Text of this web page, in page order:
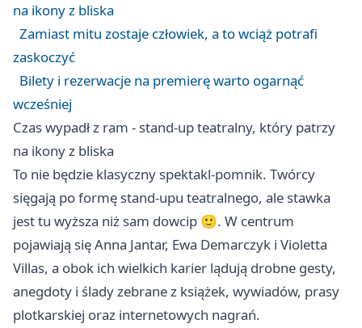
na ikony z bliska
Zamiast mitu zostaje człowiek, a to wciąż potrafi
zaskoczyć
Bilety i rezerwacje na premierę warto ogarnąć
wcześniej
Czas wypadł z ram - stand-up teatralny, który patrzy
na ikony z bliska
To nie będzie klasyczny spektakl-pomnik. Twórcy
sięgają po formę stand-upu teatralnego, ale stawka
jest tu wyższa niż sam dowcip 🙂. W centrum
pojawiają się Anna Jantar, Ewa Demarczyk i Violetta
Villas, a obok ich wielkich karier lądują drobne gesty,
anegdoty i ślady zebrane z książek, wywiadów, prasy
plotkarskiej oraz internetowych nagrań.